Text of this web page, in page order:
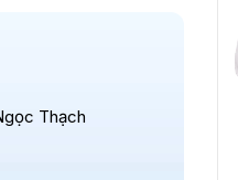
Thạch